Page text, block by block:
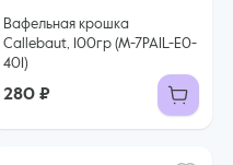
Вафельная крошка
Callebaut, 100гр (M-7PAIL-E0-
401)
280 ₽